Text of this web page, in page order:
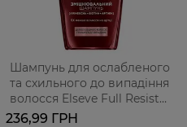
Шампунь для ослабленого
та схильного до випадіння
волосся Elseve Full Resist
Arginine+Aminexil 400 мл
236,99 ГРН